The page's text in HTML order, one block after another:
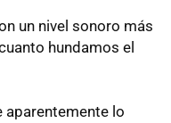
un nivel sonoro más
hundamos el
aparentemente lo